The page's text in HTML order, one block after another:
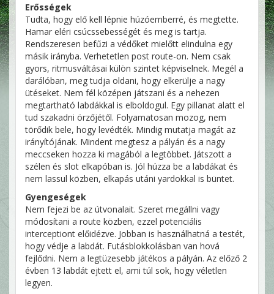
Erősségek
Tudta, hogy elő kell lépnie húzóemberré, és megtette.
Hamar eléri csúcssebességét és meg is tartja.
Rendszeresen befűzi a védőket mielőtt elindulna egy
másik irányba. Verhetetlen post route-on. Nem csak
gyors, ritmusváltásai külön szintet képviselnek. Megél a
darálóban, meg tudja oldani, hogy elkerülje a nagy
ütéseket. Nem fél középen játszani és a nehezen
megtartható labdákkal is elboldogul. Egy pillanat alatt el
tud szakadni örzőjétől. Folyamatosan mozog, nem
törődik bele, hogy levédték. Mindig mutatja magát az
irányítójának. Mindent megtesz a pályán és a nagy
meccseken hozza ki magából a legtöbbet. Játszott a
szélen és slot elkapóban is. Jól húzza be a labdákat és
nem lassul közben, elkapás utáni yardokkal is büntet.
Gyengeségek
Nem fejezi be az útvonalait. Szeret megállni vagy
módosítani a route közben, ezzel potenciális
interceptiont előidézve. Jobban is használhatná a testét,
hogy védje a labdát. Futásblokkolásban van hová
fejlődni. Nem a legtüzesebb játékos a pályán. Az előző 2
évben 13 labdát ejtett el, ami túl sok, hogy véletlen
legyen.